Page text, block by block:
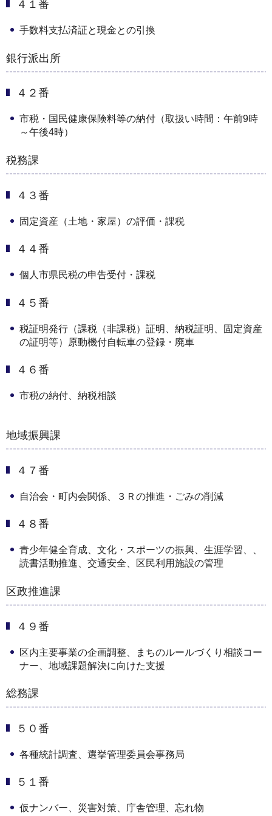
４１番
手数料支払済証と現金との引換
銀行派出所
４２番
市税・国民健康保険料等の納付（取扱い時間：午前9時
～午後4時）
税務課
４３番
固定資産（土地・家屋）の評価・課税
４４番
個人市県民税の申告受付・課税
４５番
税証明発行（課税（非課税）証明、納税証明、固定資産
の証明等）原動機付自転車の登録・廃車
４６番
市税の納付、納税相談
地域振興課
４７番
自治会・町内会関係、３Ｒの推進・ごみの削減
４８番
青少年健全育成、文化・スポーツの振興、生涯学習、、
読書活動推進、交通安全、区民利用施設の管理
区政推進課
４９番
区内主要事業の企画調整、まちのルールづくり相談コー
ナー、地域課題解決に向けた支援
総務課
５０番
各種統計調査、選挙管理委員会事務局
５１番
仮ナンバー、災害対策、庁舎管理、忘れ物